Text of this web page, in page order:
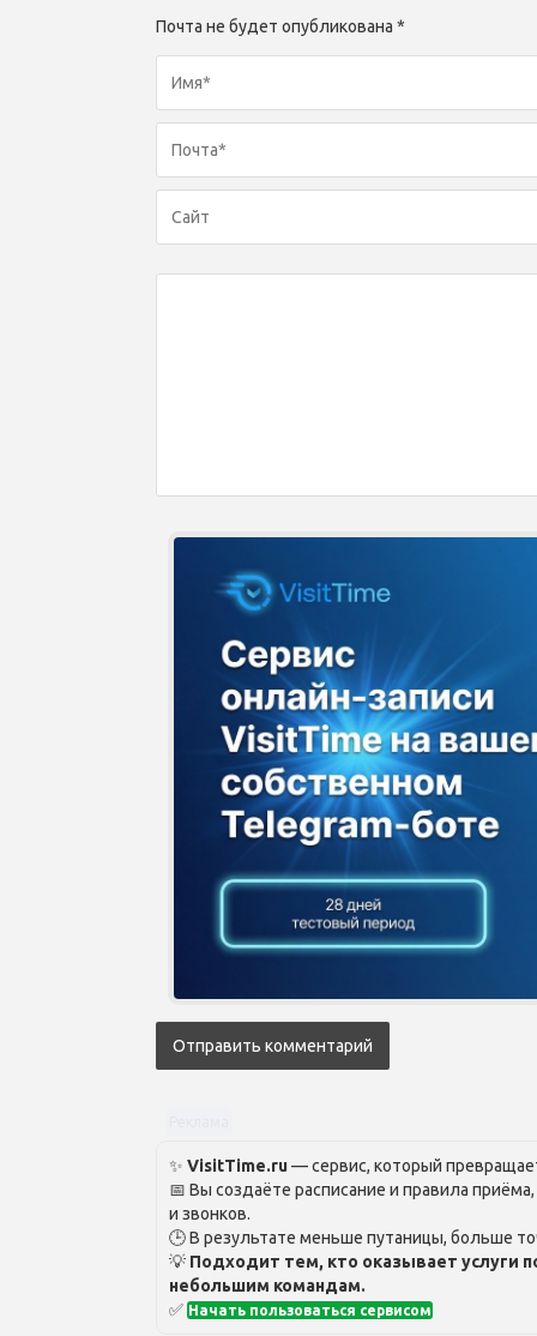
Почта не будет опубликована *
✨ VisitTime.ru— сервис, который
📅 Вы создаёте расписание и правила
и звонков.
🕒 В результате меньше путаницы, больше
💡 Подходит тем, кто оказывает услуги
небольшим командам.
✅ Начать пользоваться сервисом